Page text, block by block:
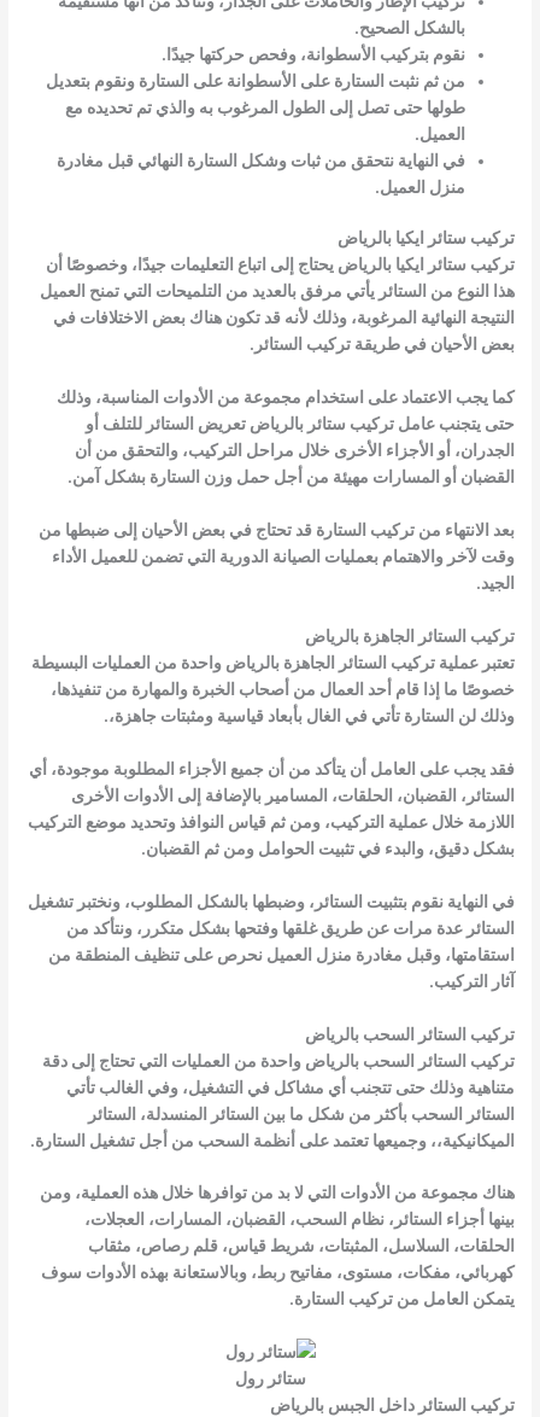
بالشكل الصحيح.
نقوم بتركيب الأسطوانة، وفحص حركتها جيدًا.
من ثم نثبت الستارة على الأسطوانة على الستارة ونقوم بتعديل
طولها حتى تصل إلى الطول المرغوب به والذي تم تحديده مع
العميل.
في النهاية نتحقق من ثبات وشكل الستارة النهائي قبل مغادرة
منزل العميل.
تركيب ستائر ايكيا بالرياض
تركيب ستائر ايكيا بالرياض يحتاج إلى اتباع التعليمات جيدًا، وخصوصًا أن
هذا النوع من الستائر يأتي مرفق بالعديد من التلميحات التي تمنح العميل
النتيجة النهائية المرغوبة، وذلك لأنه قد تكون هناك بعض الاختلافات في
بعض الأحيان في طريقة تركيب الستائر.
كما يجب الاعتماد على استخدام مجموعة من الأدوات المناسبة، وذلك
حتى يتجنب عامل تركيب ستائر بالرياض تعريض الستائر للتلف أو
الجدران، أو الأجزاء الأخرى خلال مراحل التركيب، والتحقق من أن
القضبان أو المسارات مهيئة من أجل حمل وزن الستارة بشكل آمن.
بعد الانتهاء من تركيب الستارة قد تحتاج في بعض الأحيان إلى ضبطها من
وقت لآخر والاهتمام بعمليات الصيانة الدورية التي تضمن للعميل الأداء
الجيد.
تركيب الستائر الجاهزة بالرياض
تعتبر عملية تركيب الستائر الجاهزة بالرياض واحدة من العمليات البسيطة
خصوصًا ما إذا قام أحد العمال من أصحاب الخبرة والمهارة من تنفيذها،
وذلك لن الستارة تأتي في الغال بأبعاد قياسية ومثبتات جاهزة،.
فقد يجب على العامل أن يتأكد من أن جميع الأجزاء المطلوبة موجودة، أي
الستائر، القضبان، الحلقات، المسامير بالإضافة إلى الأدوات الأخرى
اللازمة خلال عملية التركيب، ومن ثم قياس النوافذ وتحديد موضع التركيب
بشكل دقيق، والبدء في تثبيت الحوامل ومن ثم القضبان.
في النهاية نقوم بتثبيت الستائر، وضبطها بالشكل المطلوب، ونختبر تشغيل
الستائر عدة مرات عن طريق غلقها وفتحها بشكل متكرر، ونتأكد من
استقامتها، وقبل مغادرة منزل العميل نحرص على تنظيف المنطقة من
آثار التركيب.
تركيب الستائر السحب بالرياض
تركيب الستائر السحب بالرياض واحدة من العمليات التي تحتاج إلى دقة
متناهية وذلك حتى تتجنب أي مشاكل في التشغيل، وفي الغالب تأتي
الستائر السحب بأكثر من شكل ما بين الستائر المنسدلة، الستائر
الميكانيكية،، وجميعها تعتمد على أنظمة السحب من أجل تشغيل الستارة.
هناك مجموعة من الأدوات التي لا بد من توافرها خلال هذه العملية، ومن
بينها أجزاء الستائر، نظام السحب، القضبان، المسارات، العجلات،
الحلقات، السلاسل، المثبتات، شريط قياس، قلم رصاص، مثقاب
كهربائي، مفكات، مستوى، مفاتيح ربط، وبالاستعانة بهذه الأدوات سوف
يتمكن العامل من تركيب الستارة.
ستائر رول
تركيب الستائر داخل الجبس بالرياض